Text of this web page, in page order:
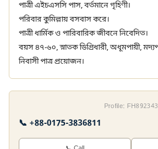
পাত্রী এইচএসসি পাস, বর্তমানে গৃহিণী।
পরিবার কুমিল্লায় বসবাস করে।
পাত্রী ধার্মিক ও পারিবারিক জীবনে নিবেদিত।
বয়স ৪৭-৬০, স্নাতক ডিগ্রিধারী, অধূমপায়ী,
নিবাসী পাত্র প্রয়োজন।
Profile: FH892343
📞 +88-0175-3836811